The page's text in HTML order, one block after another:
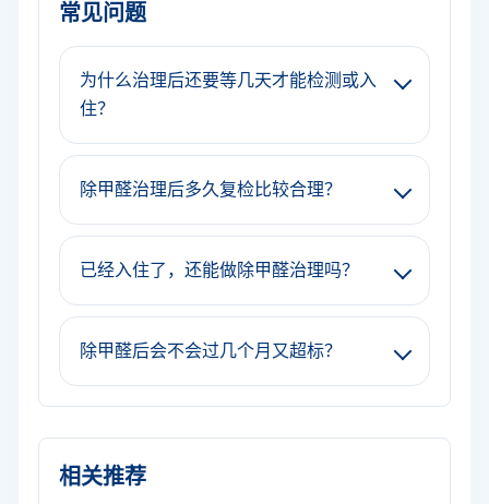
常见问题
为什么治理后还要等几天才能检测或入
住？
除甲醛治理后多久复检比较合理？
已经入住了，还能做除甲醛治理吗？
除甲醛后会不会过几个月又超标？
相关推荐